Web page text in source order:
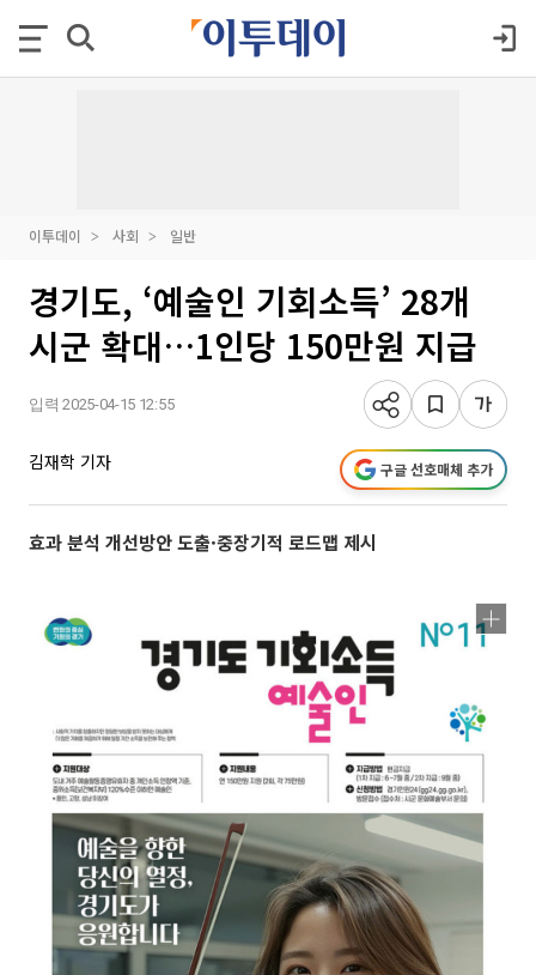
이투데이 사회 일반
경기도, ‘예술인 기회소득’ 28개
시군 확대…1인당 150만원 지급
입력 2025-04-15 12:55
김재학 기자 구글 선호매체 추가
효과 분석 개선방안 도출·중장기적 로드맵 제시